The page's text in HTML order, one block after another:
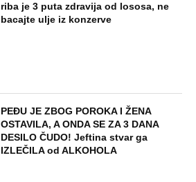
riba je 3 puta zdravija od lososa, ne
bacajte ulje iz konzerve
PEĐU JE ZBOG POROKA I ŽENA
OSTAVILA, A ONDA SE ZA 3 DANA
DESILO ČUDO! Jeftina stvar ga
IZLEČILA od ALKOHOLA